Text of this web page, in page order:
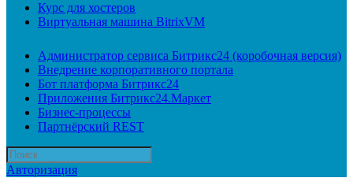
Курс для хостеров
Виртуальная машина BitrixVM
Администратор сервиса Битрикс24 (коробочная версия)
Внедрение корпоративного портала
Бот платформа Битрикс24
Приложения Битрикс24.Маркет
Бизнес-процессы
Партнёрский REST
Авторизация